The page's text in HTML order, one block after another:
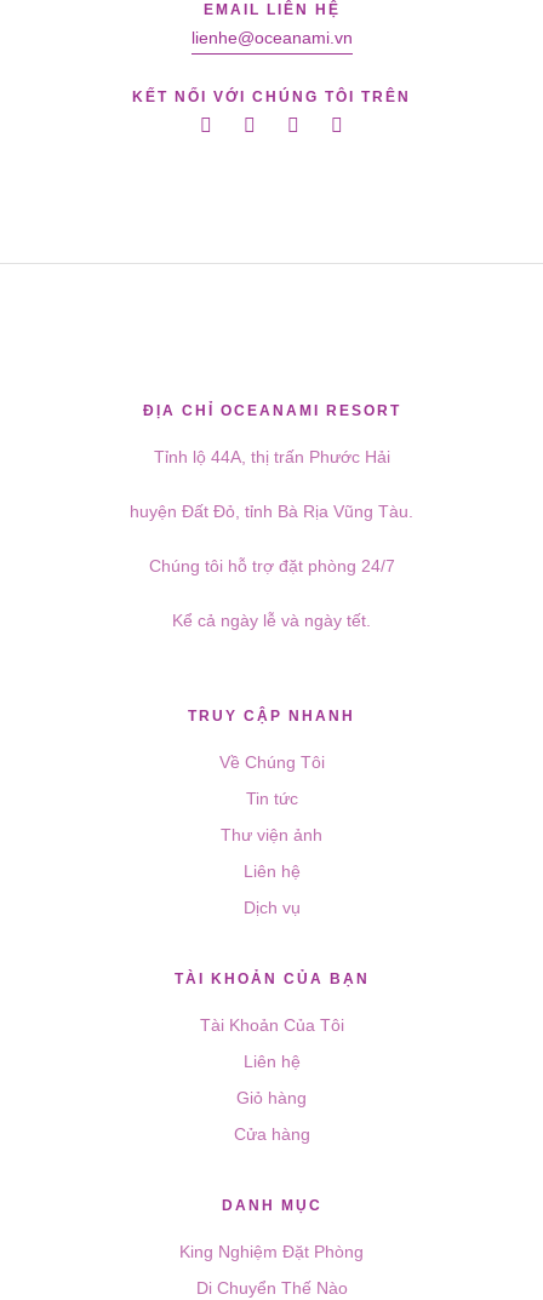
EMAIL LIÊN HỆ
lienhe@oceanami.vn
KẾT NỐI VỚI CHÚNG TÔI TRÊN
ĐỊA CHỈ OCEANAMI RESORT
Tỉnh lộ 44A, thị trấn Phước Hải
huyện Đất Đỏ, tỉnh Bà Rịa Vũng Tàu.
Chúng tôi hỗ trợ đặt phòng 24/7
Kể cả ngày lễ và ngày tết.
TRUY CẬP NHANH
Về Chúng Tôi
Tin tức
Thư viện ảnh
Liên hệ
Dịch vụ
TÀI KHOẢN CỦA BẠN
Tài Khoản Của Tôi
Liên hệ
Giỏ hàng
Cửa hàng
DANH MỤC
King Nghiệm Đặt Phòng
Di Chuyển Thế Nào